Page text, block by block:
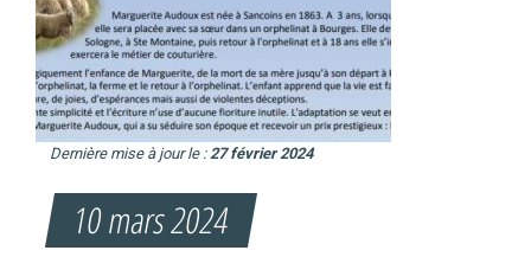
Dernière mise à jour le : 27 février 2024
10 mars 2024